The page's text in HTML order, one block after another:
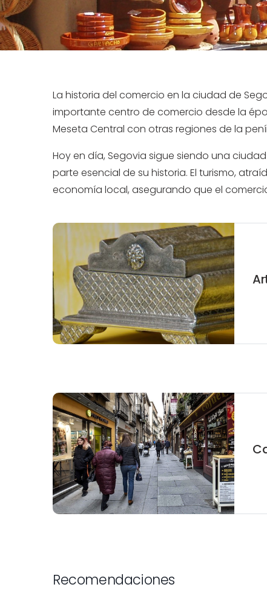
La historia del comercio en la ciudad de
importante centro de comercio desde la
Meseta Central con otras regiones de la
Hoy en día, Segovia sigue siendo una
parte esencial de su historia. El turismo,
economía local, asegurando que el
Recomendaciones